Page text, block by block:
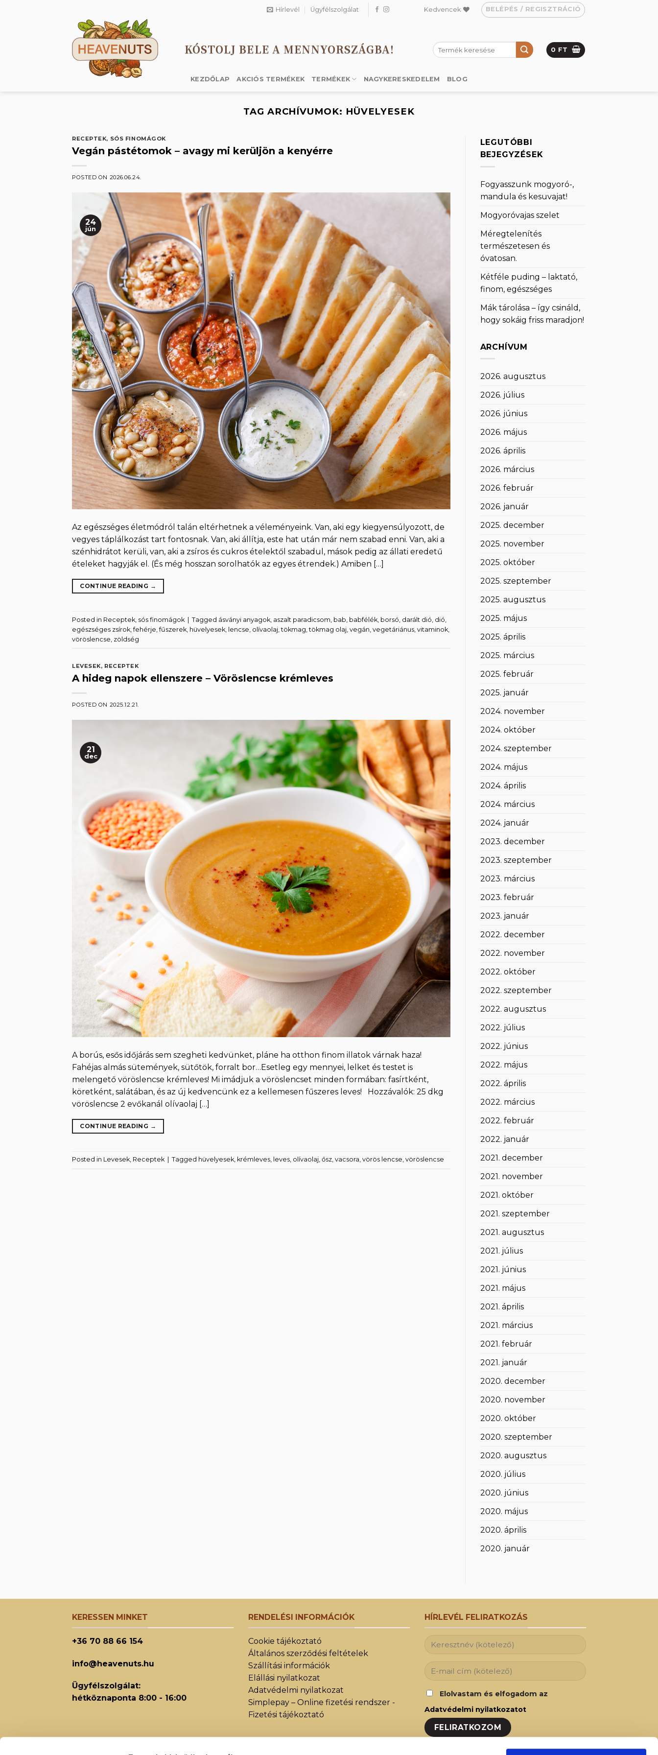
Hírlevél Ügyfélszolgálat Kedvencek BELÉPÉS / REGISZTRÁCIÓ
KÓSTOLJ BELE A MENNYORSZÁGBA!
Keresés
a
0 FT
KEZDŐLAP AKCIÓS TERMÉKEK TERMÉKEK NAGYKERESKEDELEM BLOG
TAG ARCHÍVUMOK: HÜVELYESEK
RECEPTEK, SÓS FINOMÁGOK
Vegán pástétomok – avagy mi kerüljön a kenyérre
POSTED ON 2026.06.24.
24
jún
Az egészséges életmódról talán eltérhetnek a véleményeink. Van, aki egy kiegyensúlyozott, de
vegyes táplálkozást tart fontosnak. Van, aki állítja, este hat után már nem szabad enni. Van, aki a
szénhidrátot kerüli, van, aki a zsíros és cukros ételektől szabadul, mások pedig az állati eredetű
ételeket hagyják el. (És még hosszan sorolhatók az egyes étrendek.) Amiben […]
CONTINUE READING →
Posted in Receptek sós finomágok Tagged ásványi anyagok aszalt paradicsom bab babfélék borsó darált dió dió
egészséges zsírok ,fehérje ,fűszerek hüvelyesek lencse olívaolaj ,tökmag ,tökmag olaj vegán vegetáriánus vitaminok
vöröslencse zöldség
LEVESEK, RECEPTEK
A hideg napok ellenszere – Vöröslencse krémleves
POSTED ON 2025.12.21.
21
dec
A borús, esős időjárás sem szegheti kedvünket, pláne ha otthon finom illatok várnak haza!
Fahéjas almás sütemények, sütőtök, forralt bor…Esetleg egy mennyei, lelket és testet is
melengető vöröslencse krémleves! Mi imádjuk a vöröslencset minden formában: fasírtként,
köretként, salátában, és az új kedvencünk ez a kellemesen fűszeres leves! Hozzávalók: 25 dkg
vöröslencse 2 evőkanál olívaolaj […]
CONTINUE READING →
Posted in Levesek Receptek Tagged hüvelyesek krémleves leves olívaolaj ősz vacsora vörös lencse vöröslencse
LEGUTÓBBI
BEJEGYZÉSEK
Fogyasszunk mogyoró-,
mandula és kesuvajat!
Mogyoróvajas szelet
Méregtelenítés
természetesen és
óvatosan.
Kétféle puding – laktató,
finom, egészséges
Mák tárolása – így csináld,
hogy sokáig friss maradjon!
ARCHÍVUM
2026. augusztus
2026. július
2026. június
2026. május
2026. április
2026. március
2026. február
2026. január
2025. december
2025. november
2025. október
2025. szeptember
2025. augusztus
2025. május
2025. április
2025. március
2025. február
2025. január
2024. november
2024. október
2024. szeptember
2024. május
2024. április
2024. március
2024. január
2023. december
2023. szeptember
2023. március
2023. február
2023. január
2022. december
2022. november
2022. október
2022. szeptember
2022. augusztus
2022. július
2022. június
2022. május
2022. április
2022. március
2022. február
2022. január
2021. december
2021. november
2021. október
2021. szeptember
2021. augusztus
2021. július
2021. június
2021. május
2021. április
2021. március
2021. február
2021. január
2020. december
2020. november
2020. október
2020. szeptember
2020. augusztus
2020. július
2020. június
2020. május
2020. április
2020. január
KERESSEN MINKET
+36 70 88 66 154
info@heavenuts.hu
Ügyfélszolgálat:
hétköznaponta 8:00 - 16:00
RENDELÉSI INFORMÁCIÓK
Cookie tájékoztató
Általános szerződési feltételek
Szállítási információk
Elállási nyilatkozat
Adatvédelmi nyilatkozat
Simplepay – Online fizetési rendszer -
Fizetési tájékoztató
HÍRLEVÉL FELIRATKOZÁS
Elolvastam és elfogadom az
Adatvédelmi nyilatkozatot